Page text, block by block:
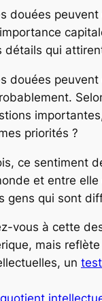
douées peuvent
détails qui
douées
priorités ?
ce sentiment
et entre
gens qui sont
vous à cette
mais
un